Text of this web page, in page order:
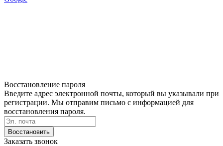
Восстановление пароля
Введите адрес электронной почты, который вы указывали при
регистрации. Мы отправим письмо с информацией для
восстановления пароля.
Восстановить
Заказать звонок